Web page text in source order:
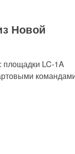
Новой
площадки LC-1A